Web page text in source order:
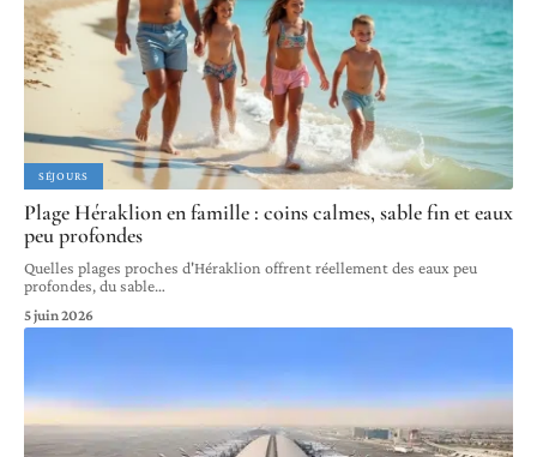
SÉJOURS
Plage Héraklion en famille : coins calmes, sable fin et eaux
peu profondes
Quelles plages proches d'Héraklion offrent réellement des eaux peu
profondes, du sable…
5 juin 2026